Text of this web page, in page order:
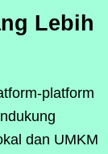
Lebih
platform
dan UMKM